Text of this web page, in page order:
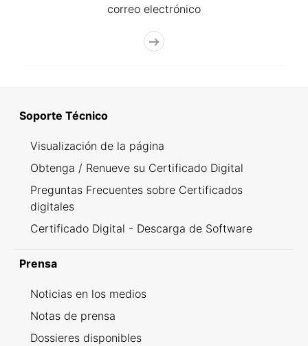
correo electrónico
Soporte Técnico
Visualización de la página
Obtenga / Renueve su Certificado Digital
Preguntas Frecuentes sobre Certificados
digitales
Certificado Digital - Descarga de Software
Prensa
Noticias en los medios
Notas de prensa
Dossieres disponibles